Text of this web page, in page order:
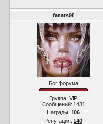
fanats98
Бог форума
Группа: VIP
Сообщений: 1431
Награды: 106
Репутация: 140